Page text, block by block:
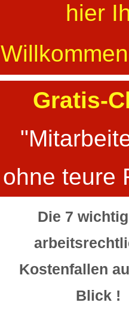
hier
Gratis-
ohne teure
Die 7
Kostenfallen
Blick !